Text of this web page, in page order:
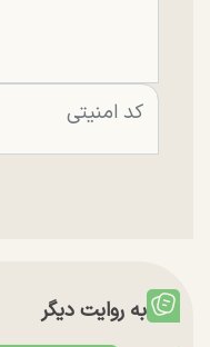
به روایت دیگر